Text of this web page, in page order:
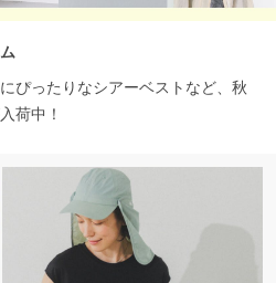
ぴったりなシアーベストなど、秋
荷中！